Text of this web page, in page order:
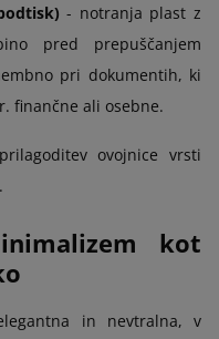
- notranja plast z
pred prepuščanjem
pri dokumentih, ki
finančne ali osebne.
ovojnice vrsti
kot
in nevtralna, v